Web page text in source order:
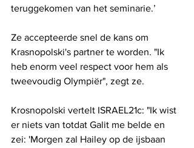
teruggekomen van het seminarie.’
Ze accepteerde snel de kans om
Krasnopolski's partner te worden. "Ik
heb enorm veel respect voor hem als
tweevoudig Olympiër", zegt ze.
Krosnopolski vertelt ISRAEL21c: "Ik wist
er niets van totdat Galit me belde en
zei: 'Morgen zal Hailey op de ijsbaan